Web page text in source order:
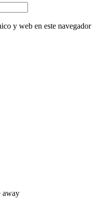
y web en este navegador
away